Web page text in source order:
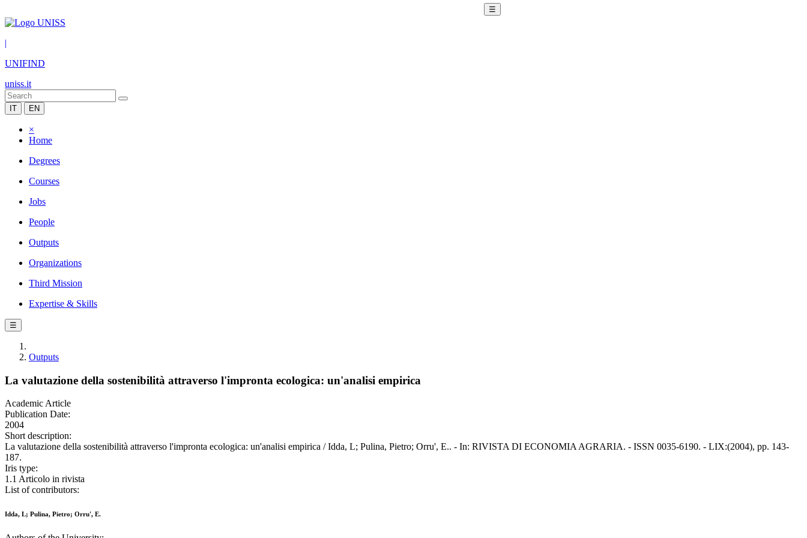
☰
|
UNIFIND
uniss.it
IT EN
×
Home
Degrees
Courses
Jobs
People
Outputs
Organizations
Third Mission
Expertise & Skills
☰
Outputs
La valutazione della sostenibilità attraverso l'impronta ecologica: un'analisi empirica
Academic Article
Publication Date:
2004
Short description:
La valutazione della sostenibilità attraverso l'impronta ecologica: un'analisi empirica / Idda, L; Pulina, Pietro; Orru', E.. - In: RIVISTA DI ECONOMIA AGRARIA. - ISSN 0035-6190. - LIX:(2004), pp. 143-
187.
Iris type:
1.1 Articolo in rivista
List of contributors:
Idda, L; Pulina, Pietro; Orru', E.